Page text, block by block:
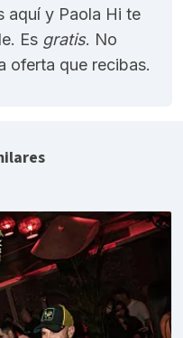
aquí y Paola Hi te
Es gratis. No
oferta que recibas.